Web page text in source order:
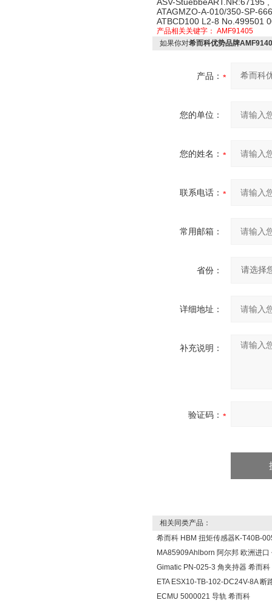
ATAGMZO-A-010/350-SP-666
ATBCD100 L2-8 No.499501
产品相关关键字： AMF91405
如果你对希而科优势品牌
产品：
您的单位：
您的姓名：
联系电话：
常用邮箱：
省份：
详细地址：
补充说明：
验证码：
相关同类产品：
希而科 HBM 扭矩传感器K-T40B-
MA85909Ahlborn 阿尔邦 欧洲进口
Gimatic PN-025-3 角夹持器 希而科
ETA ESX10-TB-102-DC24V-8A 断
ECMU 5000021 导轨 希而科